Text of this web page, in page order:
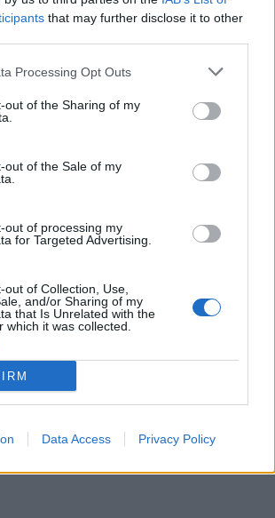
that may further disclose it to other
Processing Opt Outs
out of the Sharing of my
out of the Sale of my
out of processing my
for Targeted Advertising.
out of Collection, Use,
and/or Sharing of my
that Is Unrelated with the
which it was collected.
Data Access Privacy Policy
Η κίνηση δεν είναι μόνο
αλλά πρόληψη και μακροζωία